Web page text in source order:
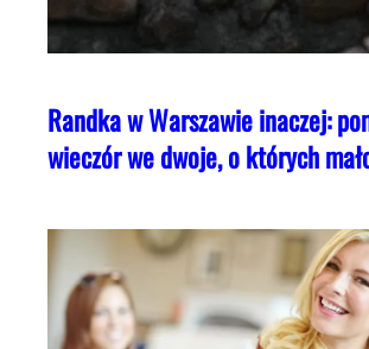
Randka w Warszawie inaczej:
wieczór we dwoje, o których